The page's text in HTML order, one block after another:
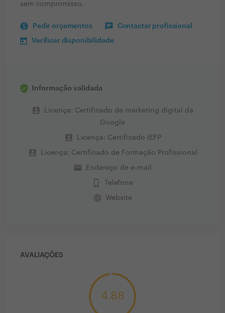
sem compromisso.
Pedir orçamentos Contactar profissional
Verificar disponibilidade
Informação validada
perm_contact_calendar
Licença: Certificado de marketing digital da
Google
perm_contact_calendar Licença: Certificado IEFP
perm_contact_calendar Licença: Certificado de Formação Profissional
email Endereço de e-mail
phone_iphone Telefone
language Website
AVALIAÇÕES
4.88